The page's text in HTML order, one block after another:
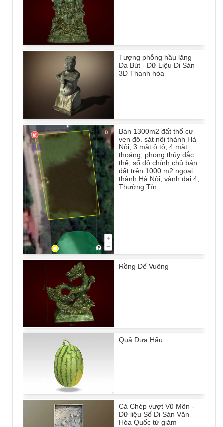
Tượng phỗng hầu lăng
Đa Bút - Dữ Liệu Di Sản
3D Thanh hóa
Bán 1300m2 đất thổ cư
ven đô, sát nội thành Hà
Nội, 3 mặt ô tô, 4 mặt
thoáng, phong thủy đắc
thế, sổ đỏ chính chủ bán
đất trên 1000 m2 ngoại
thành Hà Nội, vành đai 4,
Thường Tín
Rồng Đế Vuông
Quả Dưa Hấu
Cá Chép vượt Vũ Môn -
Dữ liệu Số Di Sản Văn
Hóa Quốc tử giám